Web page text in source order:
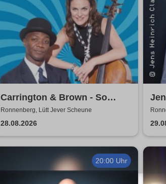
Carrington & Brown - So
Beritsh
Ronnenberg, Lütt Jever Scheune
28.08.2026
20:00 Uhr